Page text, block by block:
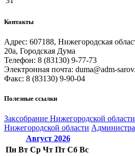
Контакты
Адрес: 607188, Нижегородская
20а, Городская Дума
Телефон: 8 (83130) 9-77-73
Электронная почта: duma@adm-
Факс: 8 (83130) 9-90-04
Полезные ссылки
Закcобрание Нижегородской области
Нижегородской области
Август 2026
Пн Вт Ср Чт Пт Сб Вс